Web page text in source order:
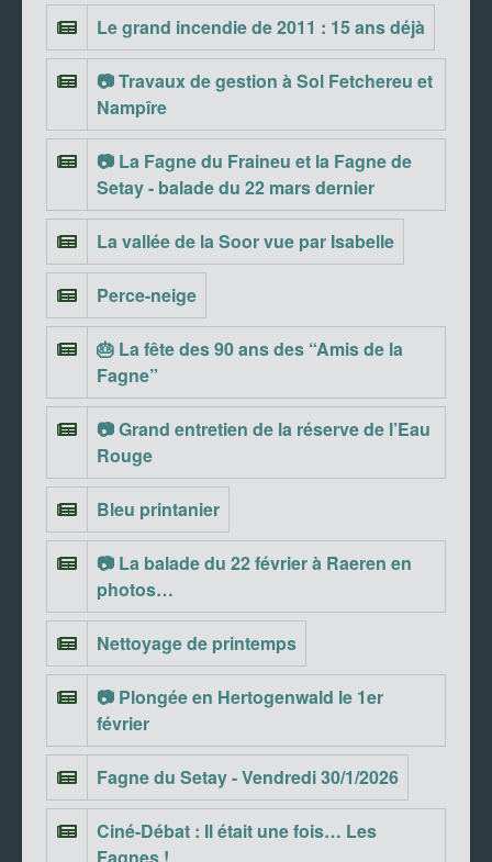
Le grand incendie de 2011 : 15 ans déjà
📷 Travaux de gestion à Sol Fetchereu et
Nampîre
📷 La Fagne du Fraineu et la Fagne de
Setay - balade du 22 mars dernier
La vallée de la Soor vue par Isabelle
Perce-neige
🎂 La fête des 90 ans des “Amis de la
Fagne”
📷 Grand entretien de la réserve de l’Eau
Rouge
Bleu printanier
📷 La balade du 22 février à Raeren en
photos…
Nettoyage de printemps
📷 Plongée en Hertogenwald le 1er
février
Fagne du Setay - Vendredi 30/1/2026
Ciné-Débat : Il était une fois… Les
Fagnes !